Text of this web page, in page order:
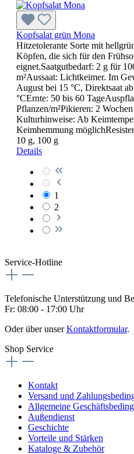
Kopfsalat grün Mona
Hitzetolerante Sorte mit
Köpfen, die sich für den
eignet.Saatgutbedarf: 2 g für
m²Aussaat: Lichtkeimer. Im
August bei 15 °C, Direktsaat
°CErnte: 50 bis 60
Pflanzen/m²Pikieren: 2
Kulturhinweise: Ab
Keimhemmung
10 g, 100 g
Details
1
2
Service-Hotline
Telefonische Unterstützung und
Fr: 08:00 - 17:00 Uhr
Oder über unserKontaktformular.
Shop Service
Kontakt
Versand und
Allgemeine
Außendienst
Geschichte
Vorteile und Stärken
Kataloge & Zubehör